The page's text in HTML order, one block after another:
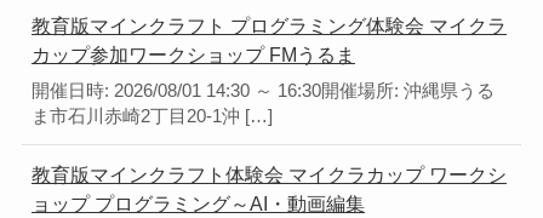
教育版マインクラフト プログラミング体験会 マイクラ
カップ参加ワークショップ FMうるま
開催日時: 2026/08/01 14:30 ～ 16:30開催場所: 沖縄県うる
ま市石川赤崎2丁目20-1沖 […]
教育版マインクラフト体験会 マイクラカップ ワークシ
ョップ プログラミング～AI・動画編集